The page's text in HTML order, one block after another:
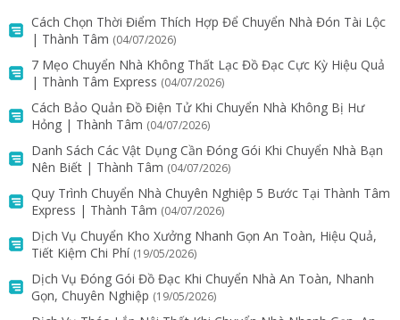
Cách Chọn Thời Điểm Thích Hợp Để Chuyển Nhà Đón Tài Lộc
| Thành Tâm (04/07/2026)
7 Mẹo Chuyển Nhà Không Thất Lạc Đồ Đạc Cực Kỳ Hiệu Quả
| Thành Tâm Express (04/07/2026)
Cách Bảo Quản Đồ Điện Tử Khi Chuyển Nhà Không Bị Hư
Hỏng | Thành Tâm (04/07/2026)
Danh Sách Các Vật Dụng Cần Đóng Gói Khi Chuyển Nhà Bạn
Nên Biết | Thành Tâm (04/07/2026)
Quy Trình Chuyển Nhà Chuyên Nghiệp 5 Bước Tại Thành Tâm
Express | Thành Tâm (04/07/2026)
Dịch Vụ Chuyển Kho Xưởng Nhanh Gọn An Toàn, Hiệu Quả,
Tiết Kiệm Chi Phí (19/05/2026)
Dịch Vụ Đóng Gói Đồ Đạc Khi Chuyển Nhà An Toàn, Nhanh
Gọn, Chuyên Nghiệp (19/05/2026)